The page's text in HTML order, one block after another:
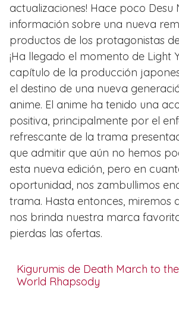
actualizaciones! Hace poco Desu
información sobre una nueva
productos de los protagonistas
¡Ha llegado el momento de Light
capítulo de la producción
el destino de una nueva
anime. El anime ha tenido una
positiva, principalmente por el
refrescante de la trama
que admitir que aún no hemos
esta nueva edición, pero en
oportunidad, nos zambullimos
trama. Hasta entonces, miremos
nos brinda nuestra marca
pierdas las ofertas.
Kigurumis de Death March to
World Rhapsody